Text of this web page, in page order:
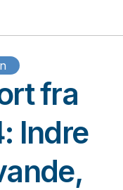
fra
Indre